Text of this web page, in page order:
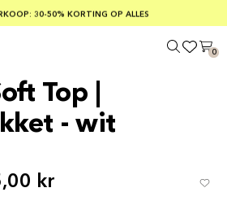
30-50% KORTING OP ALLES
BIJ BESTELLINGEN VAN MEER DAN € 100
BETALEN MET KLARNA
0
Top |
- wit
kr